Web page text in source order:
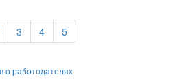
3 4 5
о работодателях